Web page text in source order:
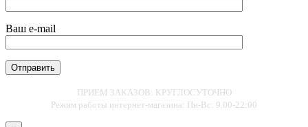
Ваш e-mail
ПРИЕМ ЗАКАЗОВ: КРУГЛОСУТОЧНО
Режим работы интернет-магазина: Пн-Вс: 9.00-22:00